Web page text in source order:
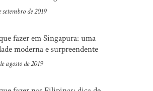
setembro de 2019
fazer em Singapura: uma
moderna e surpreendente
agosto de 2019